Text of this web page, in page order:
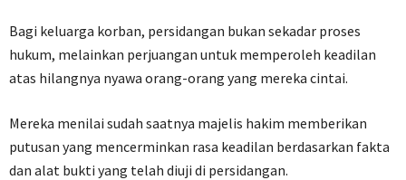
Bagi keluarga korban, persidangan bukan sekadar proses
hukum, melainkan perjuangan untuk memperoleh keadilan
atas hilangnya nyawa orang-orang yang mereka cintai.
Mereka menilai sudah saatnya majelis hakim memberikan
putusan yang mencerminkan rasa keadilan berdasarkan fakta
dan alat bukti yang telah diuji di persidangan.